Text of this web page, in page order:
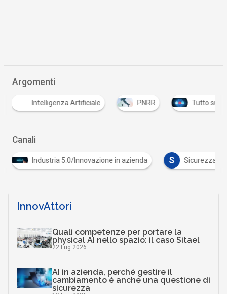
Argomenti
Artificiale PNRR Tutto su Cyber Security
Canali
5.0/Innovazione in azienda S Sicurezza digitale
InnovAttori
Quali competenze per portare la
physical AI nello spazio: il caso Sitael
22 Lug 2026
AI in azienda, perché gestire il
cambiamento è anche una questione di
sicurezza